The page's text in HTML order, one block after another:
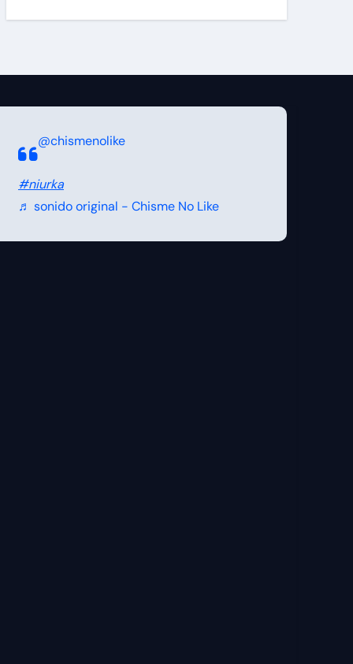
@chismenolike
#niurka
♬ sonido original - Chisme No Like